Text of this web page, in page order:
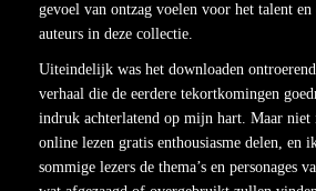
gevoel van ontzag voelen voor het talent
auteurs in deze collectie.
Uiteindelijk was het downloaden
verhaal die de eerdere tekortkomingen
indruk achterlatend op mijn hart. Maar niet
online lezen gratis enthousiasme delen, en
sommige lezers de thema’s en personages